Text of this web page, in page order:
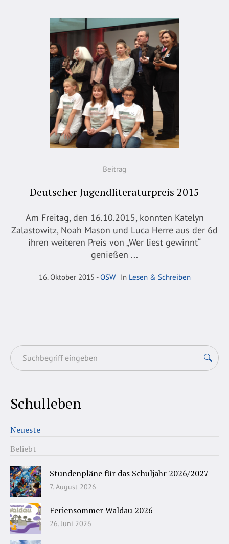
Beitrag
Deutscher Jugendliteraturpreis 2015
Am Freitag, den 16.10.2015, konnten Katelyn
Zalastowitz, Noah Mason und Luca Herre aus der 6d
ihren weiteren Preis von „Wer liest gewinnt“
genießen ...
16. Oktober 2015 OSW In Lesen & Schreiben
Schulleben
Neueste
Beliebt
Stundenpläne für das Schuljahr 2026/2027
7. August 2026
Feriensommer Waldau 2026
26. Juni 2026